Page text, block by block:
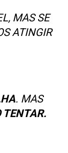
MAS SE
ATINGIR
. MAS
TENTAR.